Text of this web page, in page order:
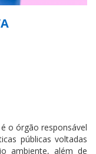
o órgão responsável
públicas voltadas
ambiente, além de